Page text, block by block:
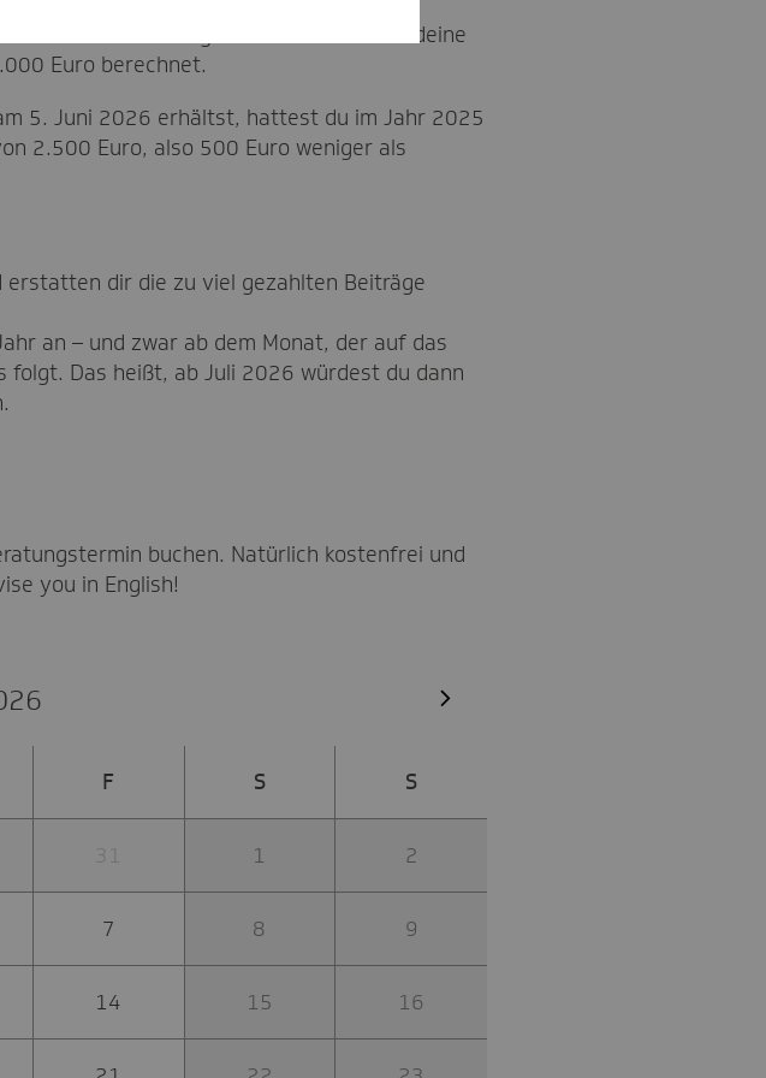
Euro monatlich geschätzt. Wir haben deine
Euro berechnet.
5. Juni 2026 erhältst, hattest du im Jahr 2025
2.500 Euro, also 500 Euro weniger als
dir die zu viel gezahlten Beiträge
an – und zwar ab dem Monat, der auf das
folgt. Das heißt, ab Juli 2026 würdest du dann
buchen. Natürlich kostenfrei und
you in English!
F S S
31 1 2
7 8 9
14 15 16